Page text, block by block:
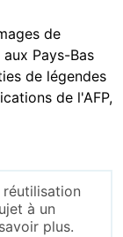
de
Pays-Bas
de légendes
de l'AFP,
réutilisation
à un
plus.